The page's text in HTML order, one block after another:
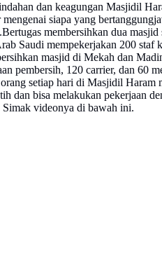
dan keagungan Masjidil
siapa yang
membersihkan dua
Saudi mempekerjakan 200
masjid di Mekah dan
pembersih, 120 carrier, dan 60
setiap hari di Masjidil Haram
bisa melakukan pekerjaan
Simak videonya di bawah ini.